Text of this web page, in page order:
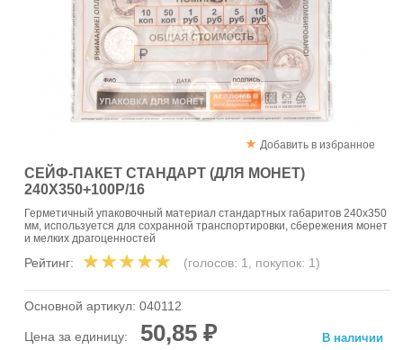
Добавить в избранное
СЕЙФ-ПАКЕТ CТАНДАРТ (ДЛЯ МОНЕТ)
240X350+100Р/16
Герметичный упаковочный материал стандартных габаритов 240x350
мм, используется для сохранной транспортировки, сбережения монет
и мелких драгоценностей
Рейтинг: (голосов: 1, покупок: 1)
Основной артикул: 040112
Цена за единицу: 50,85 ₽ В наличии